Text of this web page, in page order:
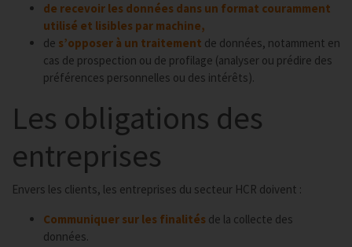
de recevoir les données dans un format couramment
utilisé et lisibles par machine,
de s’opposer à un traitement de données, notamment en
cas de prospection ou de profilage (analyser ou prédire des
préférences personnelles ou des intérêts).
Les obligations des
entreprises
Envers les clients, les entreprises du secteur HCR doivent :
Communiquer sur les finalités de la collecte des
données.